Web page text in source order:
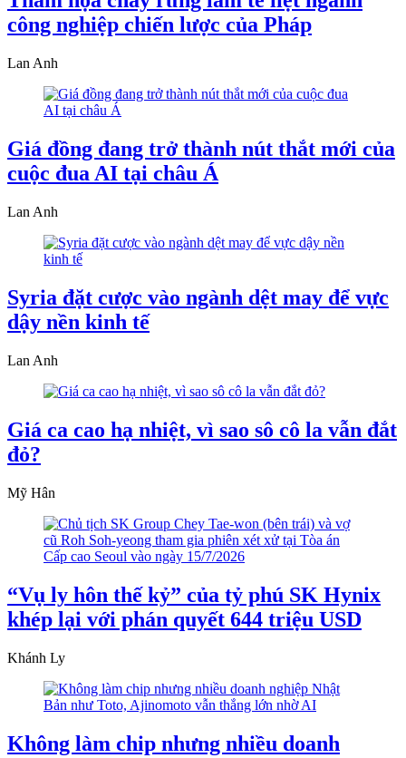
công nghiệp chiến lược của Pháp
Lan Anh
Giá đồng đang trở thành nút thắt mới của
cuộc đua AI tại châu Á
Lan Anh
Syria đặt cược vào ngành dệt may để vực
dậy nền kinh tế
Lan Anh
Giá ca cao hạ nhiệt, vì sao sô cô la vẫn đắt
đỏ?
Mỹ Hân
“Vụ ly hôn thế kỷ” của tỷ phú SK Hynix
khép lại với phán quyết 644 triệu USD
Khánh Ly
Không làm chip nhưng nhiều doanh